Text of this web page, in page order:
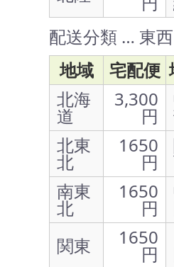
配送分類 … 東
地域
宅配便
北海
道
3,300
円
北東
北
1650
円
南東
北
1650
円
関東
1650
円